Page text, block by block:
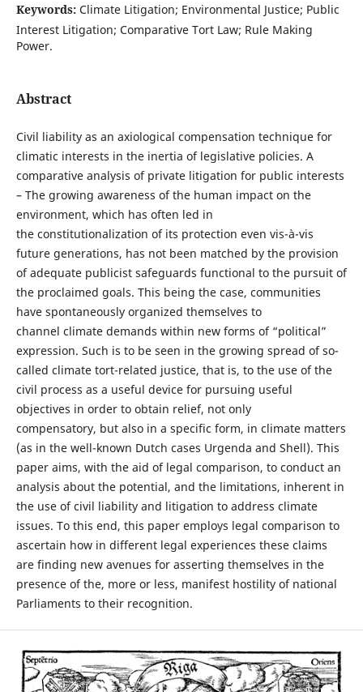
Keywords: Climate Litigation; Environmental Justice; Public
Interest Litigation; Comparative Tort Law; Rule Making
Power.
Abstract
Civil liability as an axiological compensation technique for
climatic interests in the inertia of legislative policies. A
comparative analysis of private litigation for public interests
– The growing awareness of the human impact on the
environment, which has often led in
the constitutionalization of its protection even vis-à-vis
future generations, has not been matched by the provision
of adequate publicist safeguards functional to the pursuit of
the proclaimed goals. This being the case, communities
have spontaneously organized themselves to
channel climate demands within new forms of “political”
expression. Such is to be seen in the growing spread of so-
called climate tort-related justice, that is, to the use of the
civil process as a useful device for pursuing useful
objectives in order to obtain relief, not only
compensatory, but also in a specific form, in climate matters
(as in the well-known Dutch cases Urgenda and Shell). This
paper aims, with the aid of legal comparison, to conduct an
analysis about the potential, and the limitations, inherent in
the use of civil liability and litigation to address climate
issues. To this end, this paper employs legal comparison to
ascertain how in different legal experiences these claims
are finding new avenues for asserting themselves in the
presence of the, more or less, manifest hostility of national
Parliaments to their recognition.